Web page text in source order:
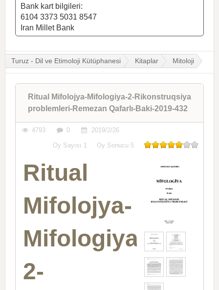
Bank kart bilgileri:
6104 3373 5031 8547
Iran Millet Bank
Turuz - Dil ve Etimoloji Kütüphanesi Kitaplar Mitoloji
Ritual Mifolojya-Mifologiya-2-Rikonstruqsiya
problemleri-Remezan Qafarlı-Baki-2019-432
4793 0 2019/2/26
Oy Sayısı 1 Oy Sonucu 5
Ritual
Mifolojya-
Mifologiya-
2-